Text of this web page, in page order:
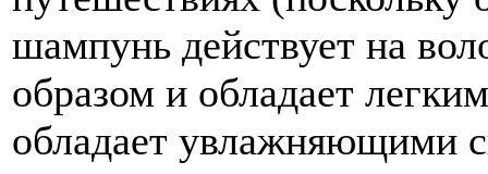
шампунь действует на
образом и обладает
обладает увлажняющими